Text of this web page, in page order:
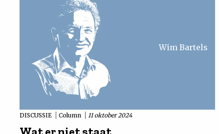
Wim Bartels
DISCUSSIE Column 11 oktober 2024